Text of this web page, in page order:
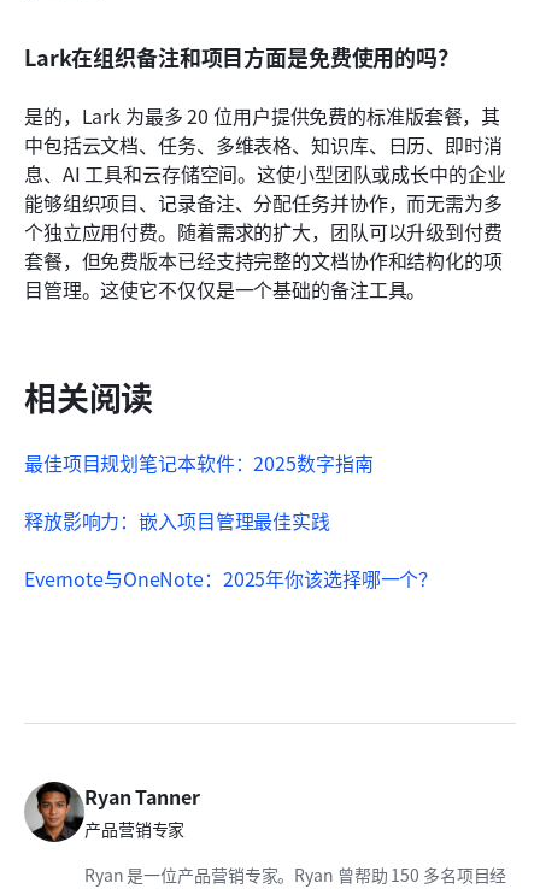
Lark在组织备注和项目方面是免费使用的吗？
是的，Lark 为最多 20 位用户提供免费的标准版套餐，其
中包括云文档、任务、多维表格、知识库、日历、即时消
息、AI 工具和云存储空间。这使小型团队或成长中的企业
能够组织项目、记录备注、分配任务并协作，而无需为多
个独立应用付费。随着需求的扩大，团队可以升级到付费
套餐，但免费版本已经支持完整的文档协作和结构化的项
目管理。这使它不仅仅是一个基础的备注工具。
相关阅读
最佳项目规划笔记本软件：2025数字指南
释放影响力：嵌入项目管理最佳实践
Evernote与OneNote：2025年你该选择哪一个？
Ryan Tanner
产品营销专家
Ryan 是一位产品营销专家。Ryan 曾帮助 150 多名项目经